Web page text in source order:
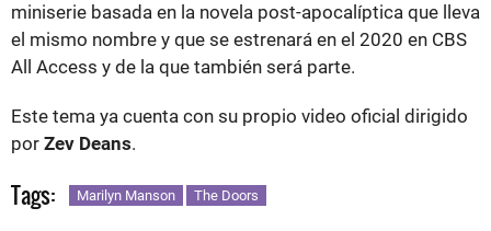
miniserie basada en la novela post-apocalíptica que lleva
el mismo nombre y que se estrenará en el 2020 en CBS
All Access y de la que también será parte.
Este tema ya cuenta con su propio video oficial dirigido
por Zev Deans.
Tags: Marilyn Manson The Doors